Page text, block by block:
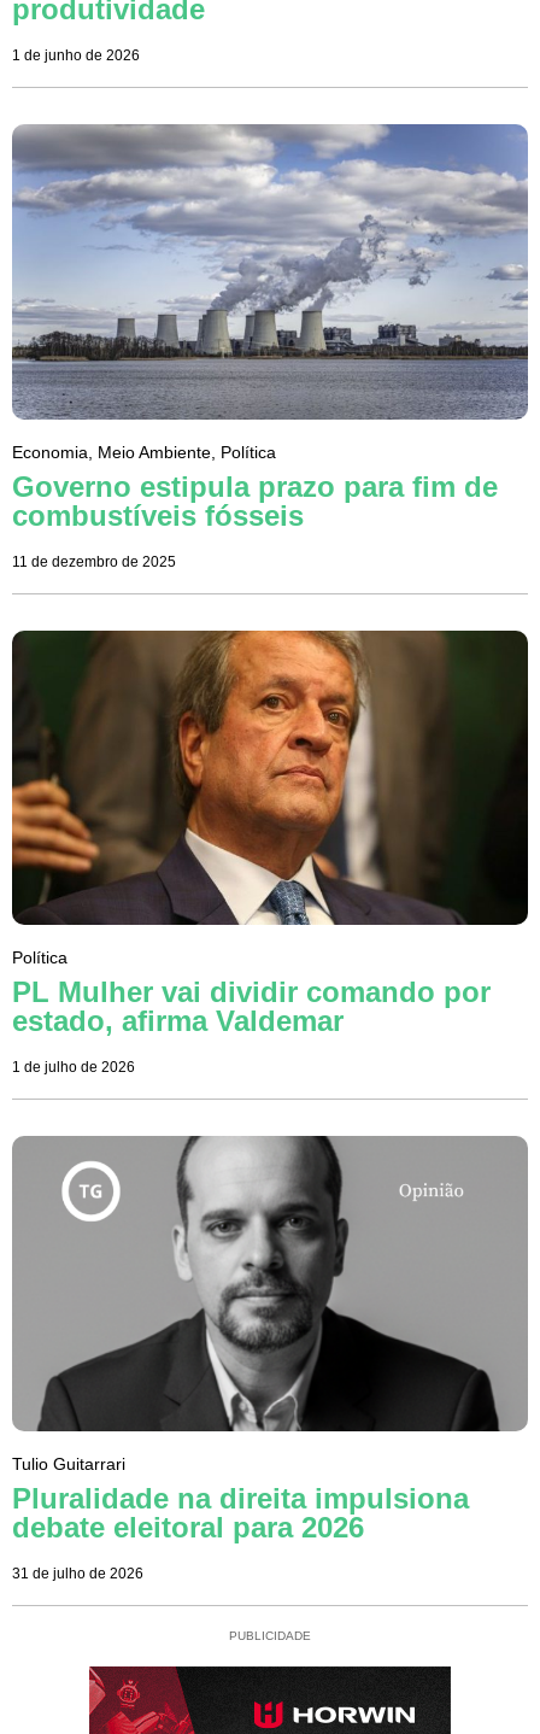
produtividade
1 de junho de 2026
Economia Meio Ambiente Política
Governo estipula prazo para fim de
combustíveis fósseis
11 de dezembro de 2025
Política
PL Mulher vai dividir comando por
estado, afirma Valdemar
1 de julho de 2026
Tulio Guitarrari
Pluralidade na direita impulsiona
debate eleitoral para 2026
31 de julho de 2026
PUBLICIDADE